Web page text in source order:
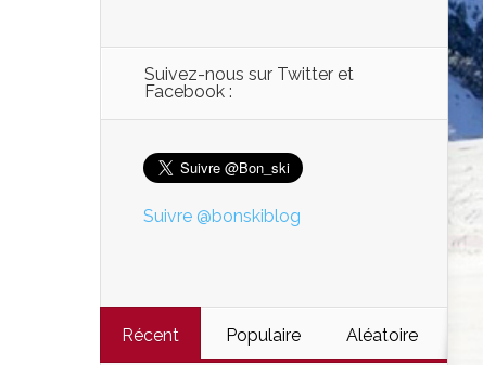
Suivez-nous sur Twitter et
Facebook :
Suivre @bonskiblog
Récent Populaire Aléatoire